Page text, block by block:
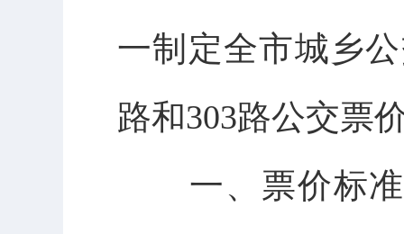
一制定全市城乡
路和303路公交票
一、票价标准